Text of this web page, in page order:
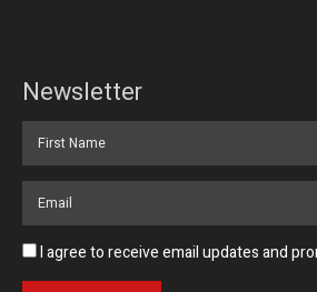
Newsletter
I agree to receive email updates and